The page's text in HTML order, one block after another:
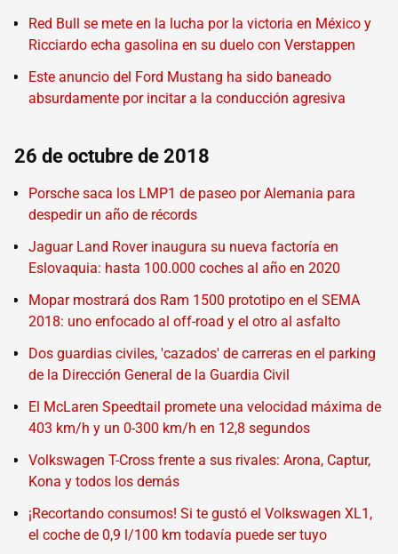
Red Bull se mete en la lucha por la victoria en México y
Ricciardo echa gasolina en su duelo con Verstappen
Este anuncio del Ford Mustang ha sido baneado
absurdamente por incitar a la conducción agresiva
26 de octubre de 2018
Porsche saca los LMP1 de paseo por Alemania para
despedir un año de récords
Jaguar Land Rover inaugura su nueva factoría en
Eslovaquia: hasta 100.000 coches al año en 2020
Mopar mostrará dos Ram 1500 prototipo en el SEMA
2018: uno enfocado al off-road y el otro al asfalto
Dos guardias civiles, 'cazados' de carreras en el parking
de la Dirección General de la Guardia Civil
El McLaren Speedtail promete una velocidad máxima de
403 km/h y un 0-300 km/h en 12,8 segundos
Volkswagen T-Cross frente a sus rivales: Arona, Captur,
Kona y todos los demás
¡Recortando consumos! Si te gustó el Volkswagen XL1,
el coche de 0,9 l/100 km todavía puede ser tuyo